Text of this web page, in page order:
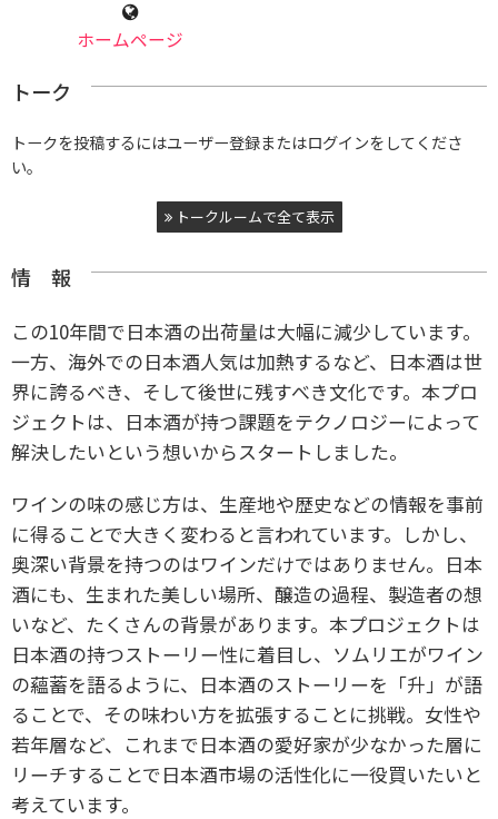
ホームページ
トーク
トークを投稿するにはユーザー登録またはログインをしてくださ
い。
トークルームで全て表示
情 報
この10年間で日本酒の出荷量は大幅に減少しています。
一方、海外での日本酒人気は加熱するなど、日本酒は世
界に誇るべき、そして後世に残すべき文化です。本プロ
ジェクトは、日本酒が持つ課題をテクノロジーによって
解決したいという想いからスタートしました。
ワインの味の感じ方は、生産地や歴史などの情報を事前
に得ることで大きく変わると言われています。しかし、
奥深い背景を持つのはワインだけではありません。日本
酒にも、生まれた美しい場所、醸造の過程、製造者の想
いなど、たくさんの背景があります。本プロジェクトは
日本酒の持つストーリー性に着目し、ソムリエがワイン
の蘊蓄を語るように、日本酒のストーリーを「升」が語
ることで、その味わい方を拡張することに挑戦。女性や
若年層など、これまで日本酒の愛好家が少なかった層に
リーチすることで日本酒市場の活性化に一役買いたいと
考えています。